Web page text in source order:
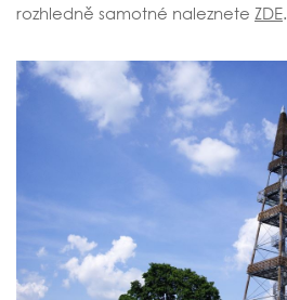
rozhledně samotné naleznete ZDE.